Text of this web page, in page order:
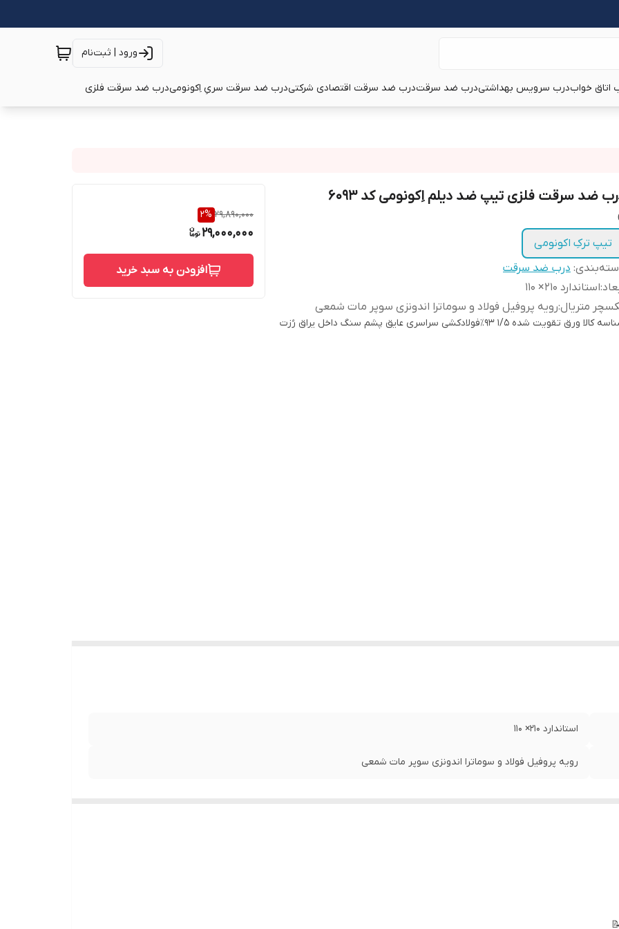
ورود | ثبت‌نام
اتاق خوابدرب سرویس بهداشتیدرب ضد سرقتدرب ضد سرقت اقتصادی شرکتیدرب ضد سرقت سریِ اِکونومیدرب ضد سرقت فلزی
ضد سرقت فلزی تیپ ضد دیلم اِکونومی کد ۶۰۹۳
تیپ ترکِ اکونومی
: درب ضد سرقت
:استاندارد ۲۱۰‌× ۱۱۰
متریال:رویه پروفیل فولاد و سوماترا اندونزی سوپر مات شمعی
کالا ورق تقویت شده 1/5 93٪فولادکشی سراسری عایق پشم سنگ داخل یراق رُزت
29,890,000
2%
29,000,000
افزودن به سبد خرید
استاندارد ۲۱۰‌× ۱۱۰
رویه پروفیل فولاد و سوماترا اندونزی سوپر مات شمعی